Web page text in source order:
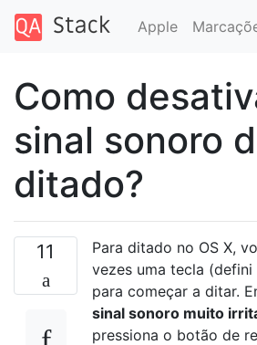
Apple
Como
sinal sonoro
ditado?
11
Para ditado no OS X,
vezes uma tecla (defini
para começar a ditar.
sinal sonoro muito
pressiona o botão de